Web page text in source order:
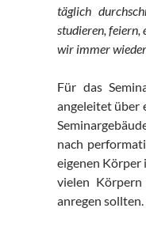
täglich
studieren, feiern,
wir immer
Für das
angeleitet über
nach
eigenen Körper
vielen
anregen sollten.